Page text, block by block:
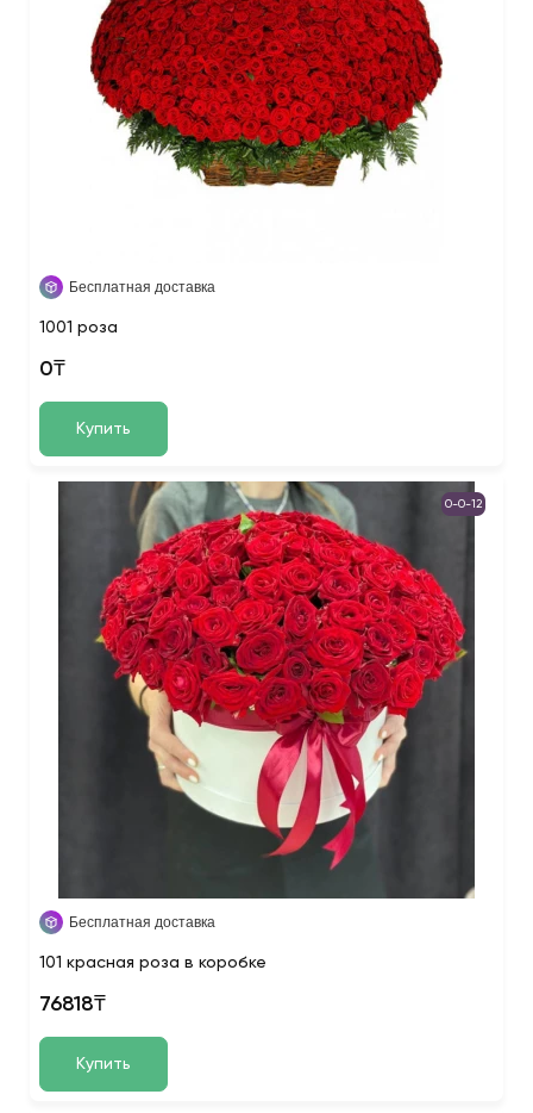
Бесплатная доставка
1001 роза
0₸
Купить
0-0-12
Бесплатная доставка
101 красная роза в коробке
76818₸
Купить